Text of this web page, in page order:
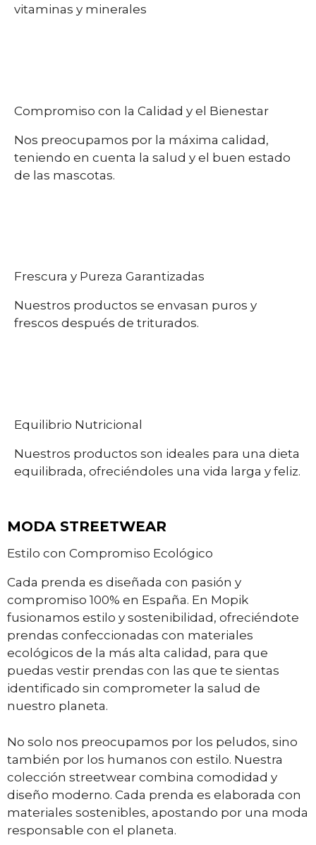
vitaminas y minerales
Compromiso con la Calidad y el Bienestar
Nos preocupamos por la máxima calidad,
teniendo en cuenta la salud y el buen estado
de las mascotas.
Frescura y Pureza Garantizadas
Nuestros productos se envasan puros y
frescos después de triturados.
Equilibrio Nutricional
Nuestros productos son ideales para una dieta
equilibrada, ofreciéndoles una vida larga y feliz.
MODA STREETWEAR
Estilo con Compromiso Ecológico
Cada prenda es diseñada con pasión y
compromiso 100% en España. En Mopik
fusionamos estilo y sostenibilidad, ofreciéndote
prendas confeccionadas con materiales
ecológicos de la más alta calidad, para que
puedas vestir prendas con las que te sientas
identificado sin comprometer la salud de
nuestro planeta.
No solo nos preocupamos por los peludos, sino
también por los humanos con estilo. Nuestra
colección streetwear combina comodidad y
diseño moderno. Cada prenda es elaborada con
materiales sostenibles, apostando por una moda
responsable con el planeta.